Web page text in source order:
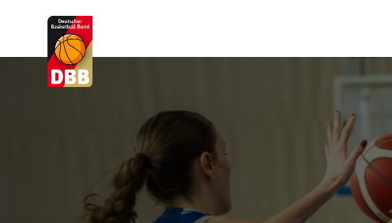
Suchvorschläge